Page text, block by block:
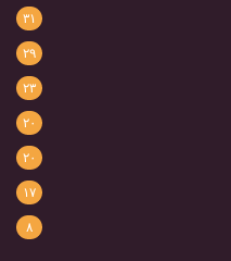
۳۱
۲۹
۲۳
۲۰
۲۰
۱۷
۸